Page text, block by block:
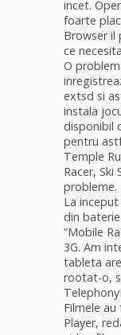
incet.
foarte
Browser il
ce
O
extsd si
instala
disponibil
pentru
Temple
Racer,
probleme.
La
din
“Mobile
3G. Am
tableta
rootat-o,
Filmele
Player,